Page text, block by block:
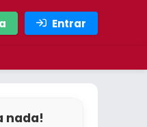
Entrar
nada!